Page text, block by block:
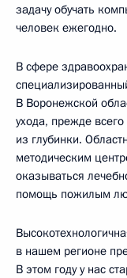
задачу обучать
человек ежегодно.
В сфере
В Воронежской
ухода, прежде
из глубинки.
методическим
оказываться
помощь пожилым
в нашем регионе
В этом году у нас